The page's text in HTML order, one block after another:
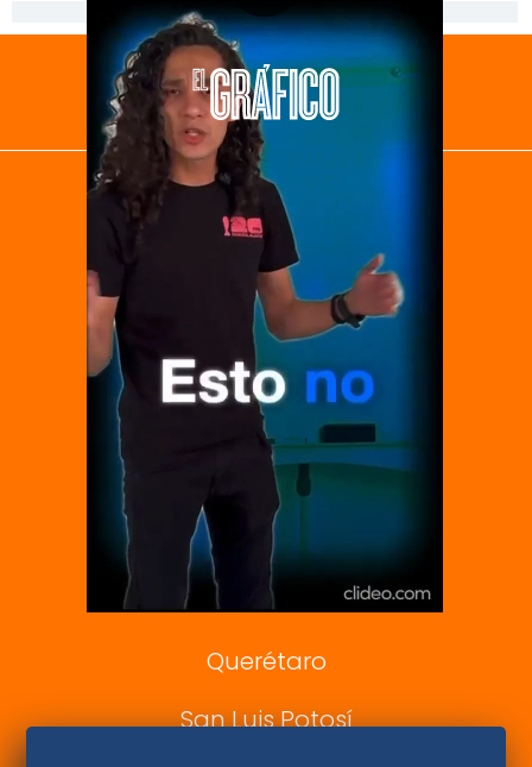
[Publicidad]
El Universal
Vive USA
Clase
De 10 sports
DeDinero
Confabulario
Aviso Oportuno
Consultas
Querétaro
San Luis Potosí